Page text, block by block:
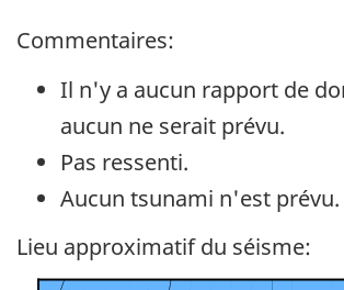
Commentaires:
Il n'y a aucun rapport de
aucun ne serait prévu.
Pas ressenti.
Aucun tsunami n'est prévu.
Lieu approximatif du séisme: